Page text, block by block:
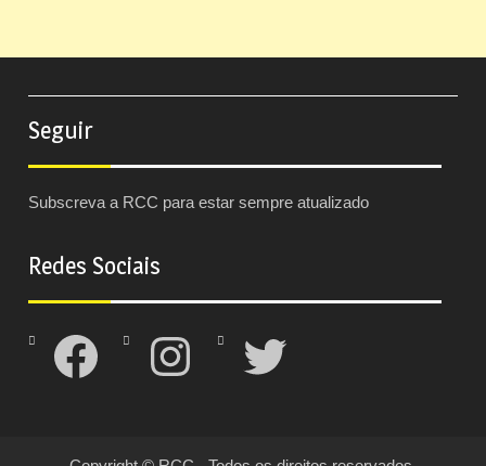
Seguir
Subscreva a RCC para estar sempre atualizado
Redes Sociais
Facebook Instagram Twitter